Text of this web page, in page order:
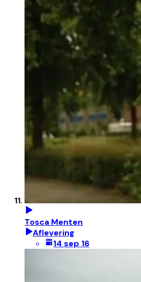
Tosca Menten
Aflevering
14 sep 16